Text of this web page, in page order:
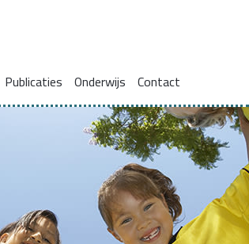
Publicaties Onderwijs
complexe problemen
Contact